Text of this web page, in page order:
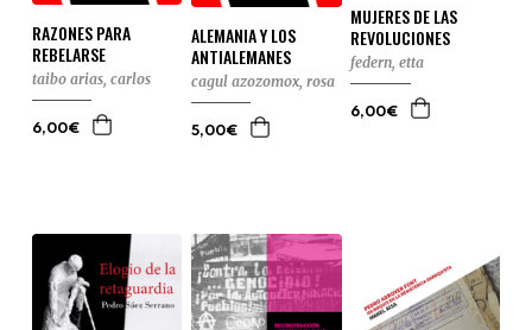
RAZONES PARA
REBELARSE
taibo arias, carlos
6,00€
ALEMANIA Y LOS
ANTIALEMANES
cagul azozomox, rosa
5,00€
MUJERES DE LAS
REVOLUCIONES
federn, etta
6,00€